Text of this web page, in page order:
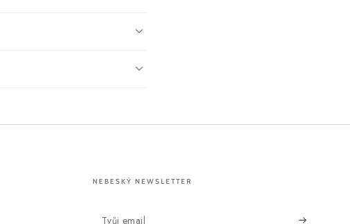
NEBESKÝ NEWSLETTER
Tvůj